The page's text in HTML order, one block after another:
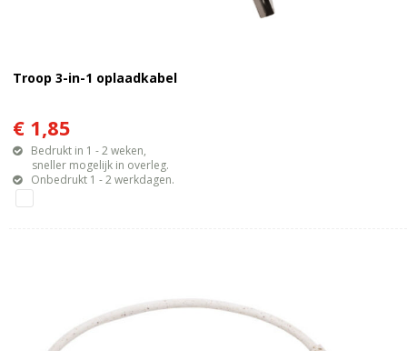
Troop 3-in-1 oplaadkabel
€ 1,85
Bedrukt in 1 - 2 weken,
sneller mogelijk in overleg.
Onbedrukt 1 - 2 werkdagen.